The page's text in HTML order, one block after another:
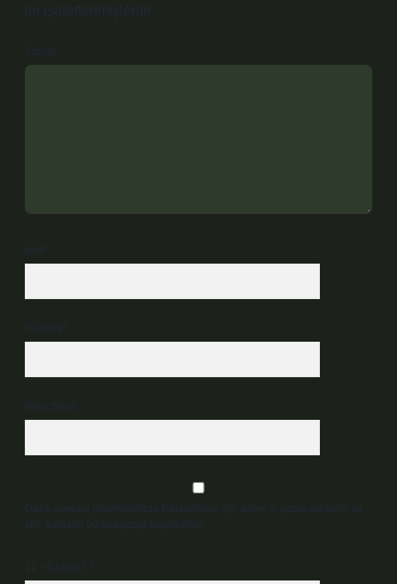
ile işaretlenmişlerdir
Yorum
İsim*
E-Posta*
Web Sitesi
Daha sonraki yorumlarımda kullanılması için adım, e-posta adresim ve
site adresim bu tarayıcıya kaydedilsin.
10 - 4 kaçtır?